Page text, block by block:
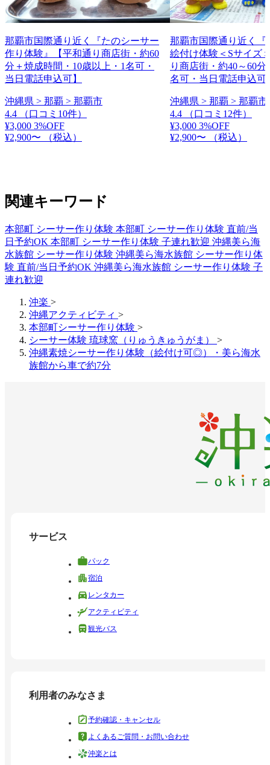
那覇市国際通り近く『たのシーサー
作り体験』【平和通り商店街・約60
分＋焼成時間・10歳以上・1名可・
当日電話申込可】
沖縄県 > 那覇 > 那覇市
4.4
（口コミ10件）
¥3,000 3%OFF
¥2,900〜
（税込）
那覇市国際通り近く『
絵付け体験＜Sサイズ
り商店街・約40～60
名可・当日電話申込可
沖縄県 > 那覇 > 那覇市
4.4
（口コミ12件）
¥3,000 3%OFF
¥2,900〜
（税込）
関連キーワード
本部町 シーサー作り体験 本部町 シーサー作り体験 直前/当
日予約OK 本部町 シーサー作り体験 子連れ歓迎 沖縄美ら海
水族館 シーサー作り体験 沖縄美ら海水族館 シーサー作り体
験 直前/当日予約OK 沖縄美ら海水族館 シーサー作り体験 子
連れ歓迎
沖楽 >
沖縄アクティビティ >
本部町シーサー作り体験 >
シーサー体験 琉球窯（りゅうきゅうがま） >
沖縄素焼シーサー作り体験（絵付け可◎）・美ら海水
族館から車で約7分
サービス
パック
宿泊
レンタカー
アクティビティ
観光バス
利用者のみなさま
予約確認・キャンセル
よくあるご質問・お問い合わせ
沖楽とは